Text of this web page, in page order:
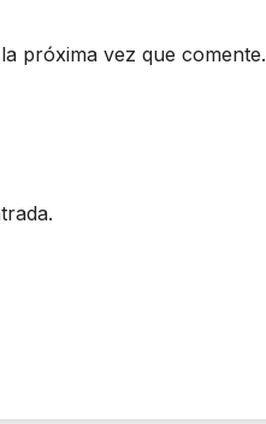
próxima vez que comente.